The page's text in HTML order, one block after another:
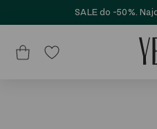
SALE do -50%.